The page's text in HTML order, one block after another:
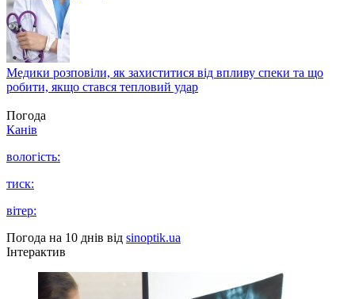
Медики розповіли, як захиститися від впливу спеки та що
робити, якщо стався тепловий удар
Погода
Канів
вологість:
тиск:
вітер:
Погода на 10 днів від sinoptik.ua
Інтерактив